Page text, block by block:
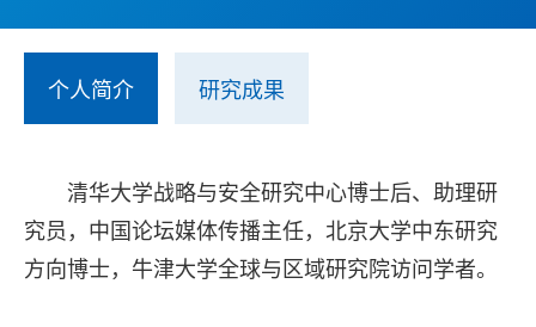
个人简介 研究成果
清华大学战略与安全研究中心博士后、助理研
究员，中国论坛媒体传播主任，北京大学中东研究
方向博士，牛津大学全球与区域研究院访问学者。